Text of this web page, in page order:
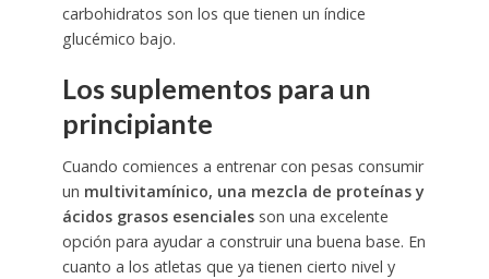
carbohidratos son los que tienen un índice
glucémico bajo.
Los suplementos para un
principiante
Cuando comiences a entrenar con pesas consumir
un multivitamínico, una mezcla de proteínas y
ácidos grasos esencialesson una excelente
opción para ayudar a construir una buena base. En
cuanto a los atletas que ya tienen cierto nivel y